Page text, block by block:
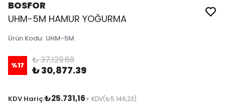
BOSFOR
UHM-5M HAMUR YOĞURMA
Ürün Kodu: UHM-5M
%17 ₺ 37,129.69
₺ 30,877.39
KDV Hariç:₺25.731,16+ KDV(₺5.146,23)